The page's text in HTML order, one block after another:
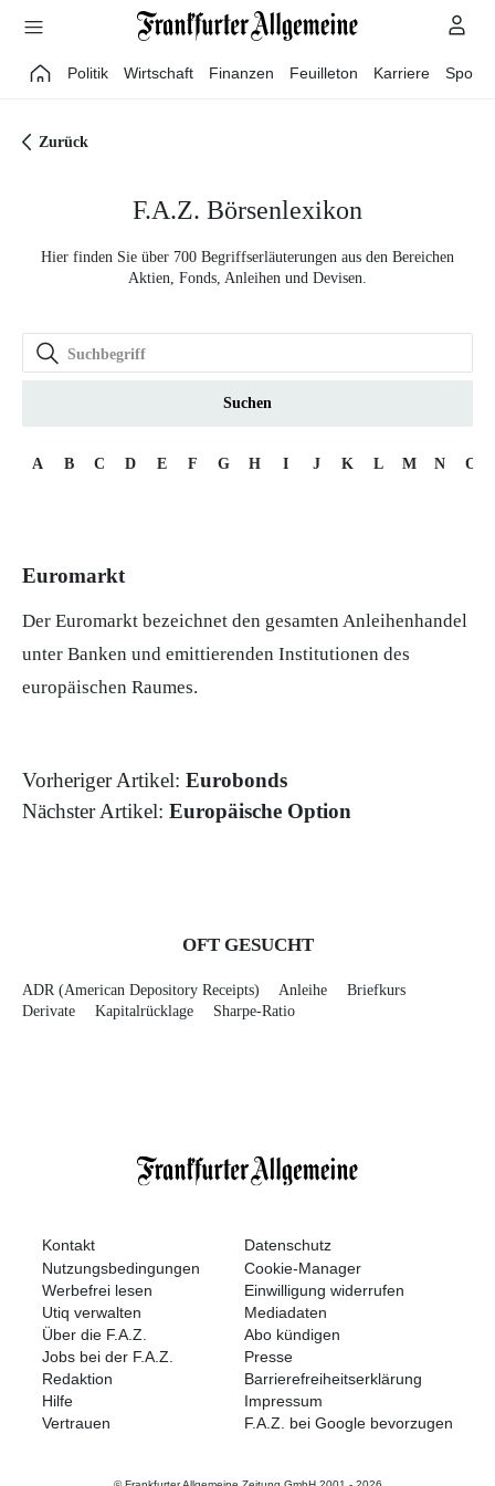
Direkt zum Hauptinhalt
Politik Wirtschaft Finanzen Feuilleton Karriere Sport
Zurück
F.A.Z. Börsenlexikon
Hier finden Sie über 700 Begriffserläuterungen aus den Bereichen
Aktien, Fonds, Anleihen und Devisen.
Suchen
A B C D E F G H I J K L M N O
Euromarkt
Der Euromarkt bezeichnet den gesamten Anleihenhandel
unter Banken und emittierenden Institutionen des
europäischen Raumes.
Vorheriger Artikel: Eurobonds
Nächster Artikel: Europäische Option
OFT GESUCHT
ADR (American Depository Receipts) Anleihe
Briefkurs
Derivate
Kapitalrücklage Sharpe-Ratio
Kontakt
Datenschutz
Nutzungsbedingungen
Cookie-Manager
Werbefrei lesen
Einwilligung widerrufen
Utiq verwalten
Mediadaten
Über die F.A.Z.
Abo kündigen
Jobs bei der F.A.Z.
Presse
Redaktion
Barrierefreiheitserklärung
Hilfe
Impressum
Vertrauen
F.A.Z. bei Google bevorzugen